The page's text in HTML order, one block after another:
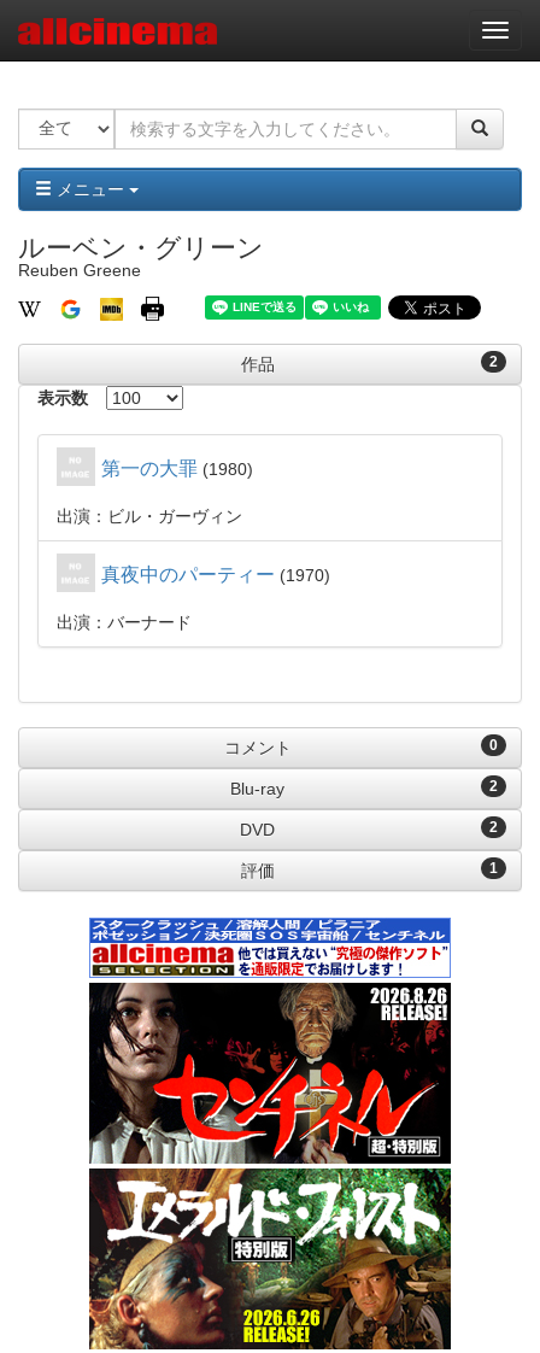
ナ
ビ
ー
ョ
ン
メニュー
ルーベン・グリーン
Reuben Greene
2
作品
表示数
第一の大罪 1980
出演：ビル・ガーヴィン
真夜中のパーティー 1970
出演：バーナード
0
コメント
2
Blu-ray
2
DVD
1
評価